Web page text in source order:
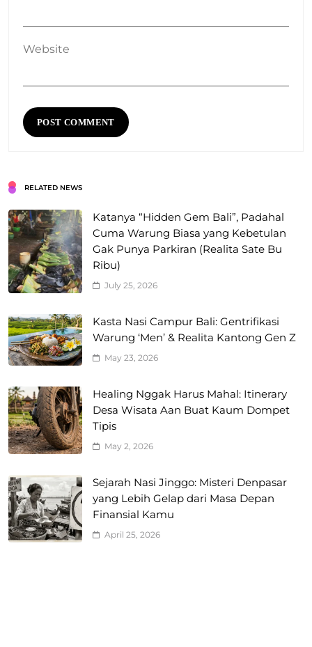
Website
RELATED NEWS
Katanya “Hidden Gem Bali”, Padahal
Cuma Warung Biasa yang Kebetulan
Gak Punya Parkiran (Realita Sate Bu
Ribu)
July 25, 2026
Kasta Nasi Campur Bali: Gentrifikasi
Warung ‘Men’ & Realita Kantong Gen Z
May 23, 2026
Healing Nggak Harus Mahal: Itinerary
Desa Wisata Aan Buat Kaum Dompet
Tipis
May 2, 2026
Sejarah Nasi Jinggo: Misteri Denpasar
yang Lebih Gelap dari Masa Depan
Finansial Kamu
April 25, 2026